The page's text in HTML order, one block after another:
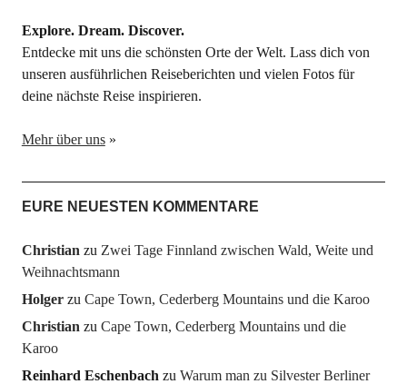
Explore. Dream. Discover.
Entdecke mit uns die schönsten Orte der Welt. Lass dich von
unseren ausführlichen Reiseberichten und vielen Fotos für
deine nächste Reise inspirieren.
Mehr über uns»
EURE NEUESTEN KOMMENTARE
Christian zu Zwei Tage Finnland zwischen Wald, Weite und
Weihnachtsmann
Holgerzu Cape Town, Cederberg Mountains und die Karoo
Christian zu Cape Town, Cederberg Mountains und die
Karoo
Reinhard Eschenbach zu Warum man zu Silvester Berliner